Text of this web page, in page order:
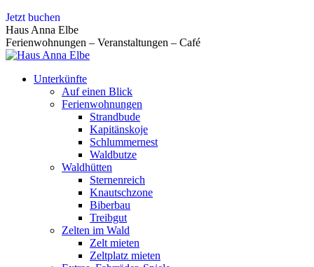
Zum
Inhalt
springen
Jetzt buchen
Haus Anna Elbe
Ferienwohnungen – Veranstaltungen – Café
Unterkünfte
Auf einen Blick
Ferienwohnungen
Strandbude
Kapitänskoje
Schlummernest
Waldbutze
Waldhütten
Sternenreich
Knautschzone
Biberbau
Treibgut
Zelten im Wald
Zelt mieten
Zeltplatz mieten